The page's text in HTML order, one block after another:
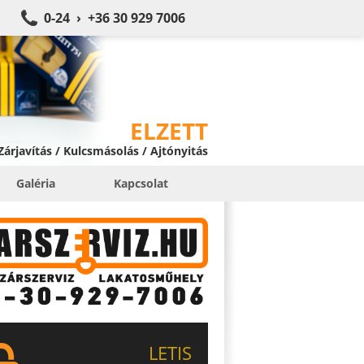
0-24 › +36 30 929 7006
ELZETT
/ Kulcsmásolás / Ajtónyitás
Galéria Kapcsolat
LETIS